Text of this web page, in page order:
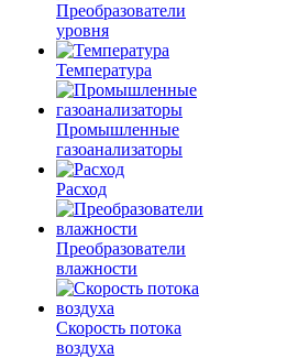
Преобразователи
уровня
Температура
Промышленные
газоанализаторы
Расход
Преобразователи
влажности
Скорость потока
воздуха